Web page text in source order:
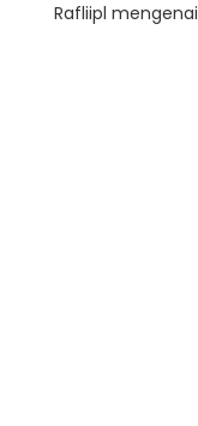
Rafliipl mengenai